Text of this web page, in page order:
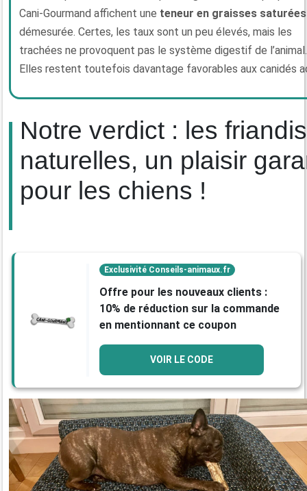
Cani-Gourmand affichent une teneur en graisses saturées
démesurée. Certes, les taux sont un peu élevés, mais les
trachées ne provoquent pas le système digestif de l’animal.
Elles restent toutefois davantage favorables aux canidés
Notre verdict : les
naturelles, un plaisir
pour les chiens !
Exclusivité Conseils-animaux.fr
Offre pour les nouveaux clients :
10% de réduction sur la commande
en mentionnant ce coupon
VOIR LE CODE